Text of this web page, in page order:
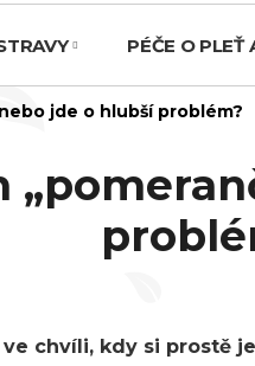
PÉČE O PLEŤ
jde o hlubší problém?
chvíli, kdy si prostě